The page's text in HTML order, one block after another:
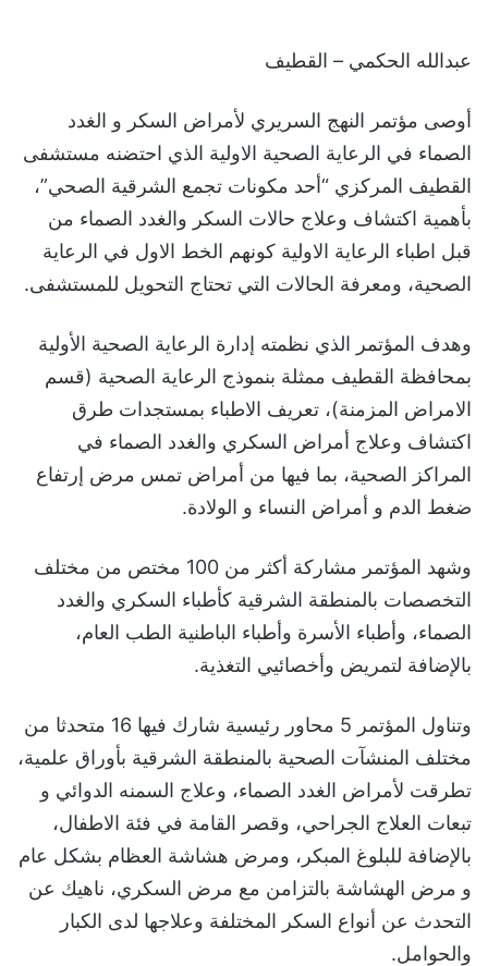
عبدالله الحكمي – القطيف
أوصى مؤتمر النهج السريري لأمراض السكر و الغدد
الصماء في الرعاية الصحية الاولية الذي احتضنه مستشفى
القطيف المركزي “أحد مكونات تجمع الشرقية الصحي”،
بأهمية اكتشاف وعلاج حالات السكر والغدد الصماء من
قبل اطباء الرعاية الاولية كونهم الخط الاول في الرعاية
الصحية، ومعرفة الحالات التي تحتاج التحويل للمستشفى.
وهدف المؤتمر الذي نظمته إدارة الرعاية الصحية الأولية
بمحافظة القطيف ممثلة بنموذج الرعاية الصحية (قسم
الامراض المزمنة)، تعريف الاطباء بمستجدات طرق
اكتشاف وعلاج أمراض السكري والغدد الصماء في
المراكز الصحية، بما فيها من أمراض تمس مرض إرتفاع
ضغط الدم و أمراض النساء و الولادة.
وشهد المؤتمر مشاركة أكثر من 100 مختص من مختلف
التخصصات بالمنطقة الشرقية كأطباء السكري والغدد
الصماء، وأطباء الأسرة وأطباء الباطنية الطب العام،
بالإضافة لتمريض وأخصائيي التغذية.
وتناول المؤتمر 5 محاور رئيسية شارك فيها 16 متحدثا من
مختلف المنشآت الصحية بالمنطقة الشرقية بأوراق علمية،
تطرقت لأمراض الغدد الصماء، وعلاج السمنه الدوائي و
تبعات العلاج الجراحي، وقصر القامة في فئة الاطفال،
بالإضافة للبلوغ المبكر، ومرض هشاشة العظام بشكل عام
و مرض الهشاشة بالتزامن مع مرض السكري، ناهيك عن
التحدث عن أنواع السكر المختلفة وعلاجها لدى الكبار
والحوامل.